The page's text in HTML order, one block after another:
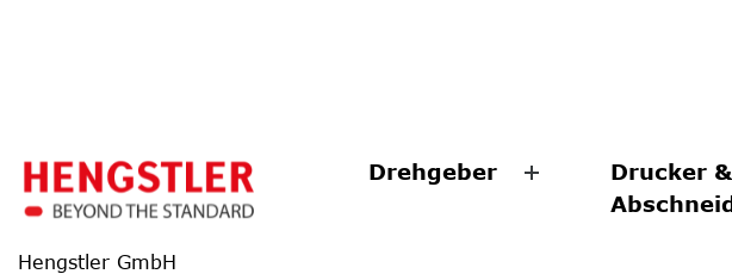
Hengstler GmbH
Drehgeber
Drucker &